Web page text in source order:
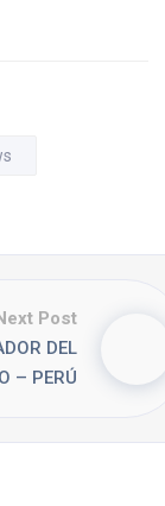
Post
DEL
– PERÚ